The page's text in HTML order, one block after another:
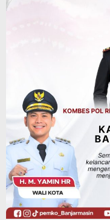
Silaturahmi ke
AKBP Arif
Dinas PUPR Kalsel Headline
Jalan Veteran
Dibuka Pasca
Angkutan
Diperbolehkan
Agustus 7, 2026